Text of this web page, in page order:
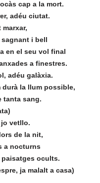
cap a la mort.
adéu ciutat.
marxar,
i bell
en el seu vol final
a finestres.
adéu galàxia.
durà la llum possible,
tanta sang.
jo vetllo.
de la nit,
a nocturns
ocults.
ja malalt a casa)